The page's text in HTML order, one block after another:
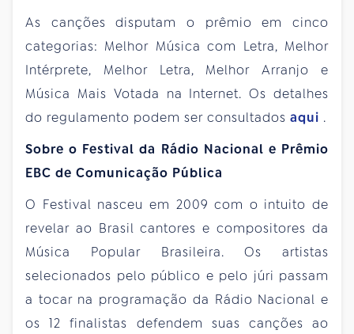
As canções disputam o prêmio em cinco
categorias: Melhor Música com Letra, Melhor
Intérprete, Melhor Letra, Melhor Arranjo e
Música Mais Votada na Internet. Os detalhes
do regulamento podem ser consultados aqui .
Sobre o Festival da Rádio Nacional e Prêmio
EBC de Comunicação Pública
O Festival nasceu em 2009 com o intuito de
revelar ao Brasil cantores e compositores da
Música Popular Brasileira. Os artistas
selecionados pelo público e pelo júri passam
a tocar na programação da Rádio Nacional e
os 12 finalistas defendem suas canções ao